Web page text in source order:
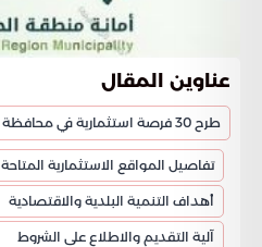
عناوين المقال
طرح 30 فرصة استثمارية في محافظة طريف
تفاصيل المواقع الاستثمارية المتاحة
أهداف التنمية البلدية والاقتصادية
آلية التقديم والاطلاع على الشروط